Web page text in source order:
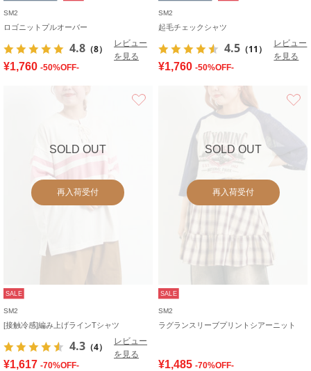
SM2
ロゴニットプルオーバー
4.8 （8）
レビュー
を見る
¥1,760 -50%OFF-
SM2
起毛チェックシャツ
4.5 （11）
レビュー
を見る
¥1,760 -50%OFF-
SOLD OUT
再入荷受付
SALE
SM2
[接触冷感]編み上げラインTシャツ
4.3 （4）
レビュー
を見る
¥1,617 -70%OFF-
SOLD OUT
再入荷受付
SALE
SM2
ラグランスリーブプリントシアーニット
¥1,485 -70%OFF-